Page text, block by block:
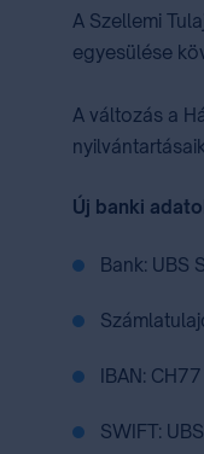
A Szellemi
egyesülése
A változás a
Új banki
Bank: UBS
IBAN:
SWIFT: